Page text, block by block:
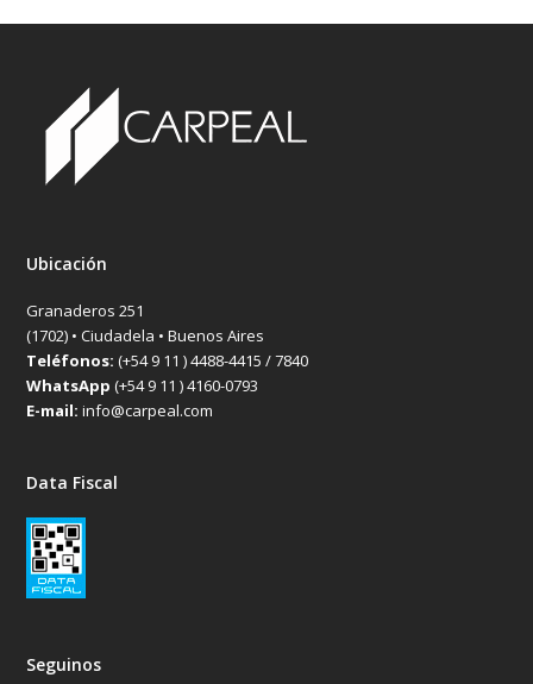
Ubicación
Granaderos 251
(1702) • Ciudadela • Buenos Aires
Teléfonos:(+54 9 11 ) 4488-4415 / 7840
WhatsApp(+54 9 11 ) 4160-0793
E-mail: info@carpeal.com
Data Fiscal
Seguinos